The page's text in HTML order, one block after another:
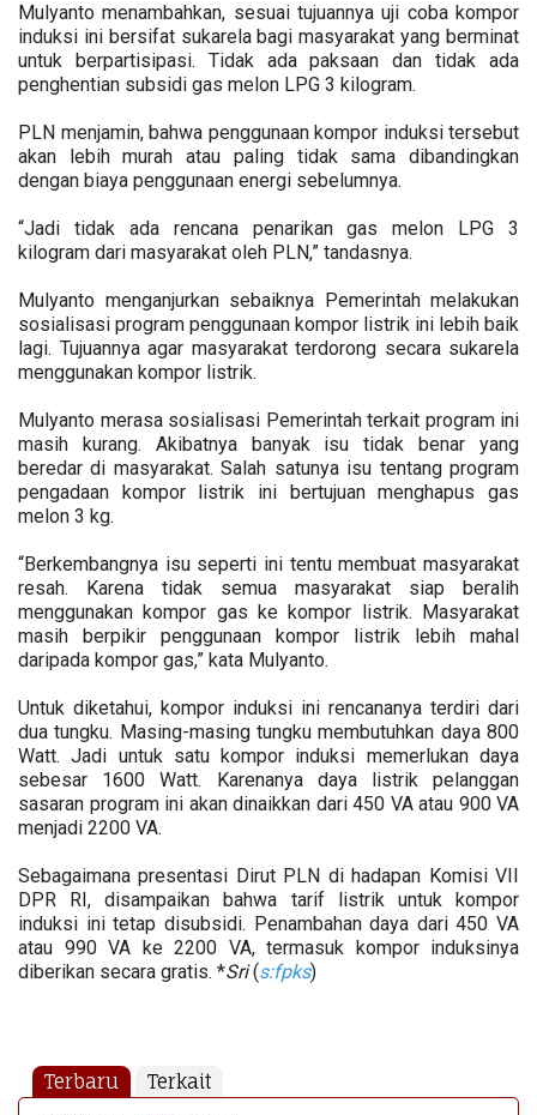
Mulyanto menambahkan, sesuai tujuannya uji coba kompor
induksi ini bersifat sukarela bagi masyarakat yang berminat
untuk berpartisipasi. Tidak ada paksaan dan tidak ada
penghentian subsidi gas melon LPG 3 kilogram.
PLN menjamin, bahwa penggunaan kompor induksi tersebut
akan lebih murah atau paling tidak sama dibandingkan
dengan biaya penggunaan energi sebelumnya.
“Jadi tidak ada rencana penarikan gas melon LPG 3
kilogram dari masyarakat oleh PLN,” tandasnya.
Mulyanto menganjurkan sebaiknya Pemerintah melakukan
sosialisasi program penggunaan kompor listrik ini lebih baik
lagi. Tujuannya agar masyarakat terdorong secara sukarela
menggunakan kompor listrik.
Mulyanto merasa sosialisasi Pemerintah terkait program ini
masih kurang. Akibatnya banyak isu tidak benar yang
beredar di masyarakat. Salah satunya isu tentang program
pengadaan kompor listrik ini bertujuan menghapus gas
melon 3 kg.
“Berkembangnya isu seperti ini tentu membuat masyarakat
resah. Karena tidak semua masyarakat siap beralih
menggunakan kompor gas ke kompor listrik. Masyarakat
masih berpikir penggunaan kompor listrik lebih mahal
daripada kompor gas,” kata Mulyanto.
Untuk diketahui, kompor induksi ini rencananya terdiri dari
dua tungku. Masing-masing tungku membutuhkan daya 800
Watt. Jadi untuk satu kompor induksi memerlukan daya
sebesar 1600 Watt. Karenanya daya listrik pelanggan
sasaran program ini akan dinaikkan dari 450 VA atau 900 VA
menjadi 2200 VA.
Sebagaimana presentasi Dirut PLN di hadapan Komisi VII
DPR RI, disampaikan bahwa tarif listrik untuk kompor
induksi ini tetap disubsidi. Penambahan daya dari 450 VA
atau 990 VA ke 2200 VA, termasuk kompor induksinya
diberikan secara gratis. *Sri(s:fpks)
Terbaru Terkait